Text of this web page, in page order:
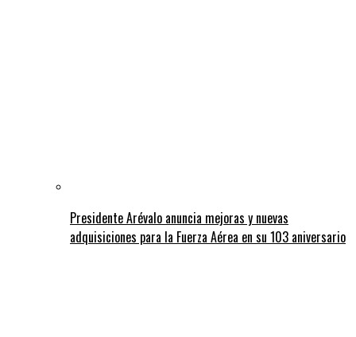
Presidente Arévalo anuncia mejoras y nuevas
adquisiciones para la Fuerza Aérea en su 103 aniversario